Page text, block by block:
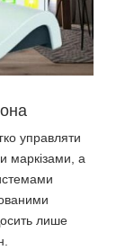
управляти
маркізами, а
лише